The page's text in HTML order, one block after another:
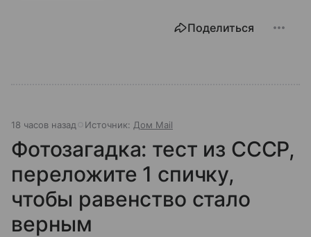
Поделиться
18 часов назад Источник: Дом Mail
Фотозагадка: тест из СССР,
переложите 1 спичку,
чтобы равенство стало
верным